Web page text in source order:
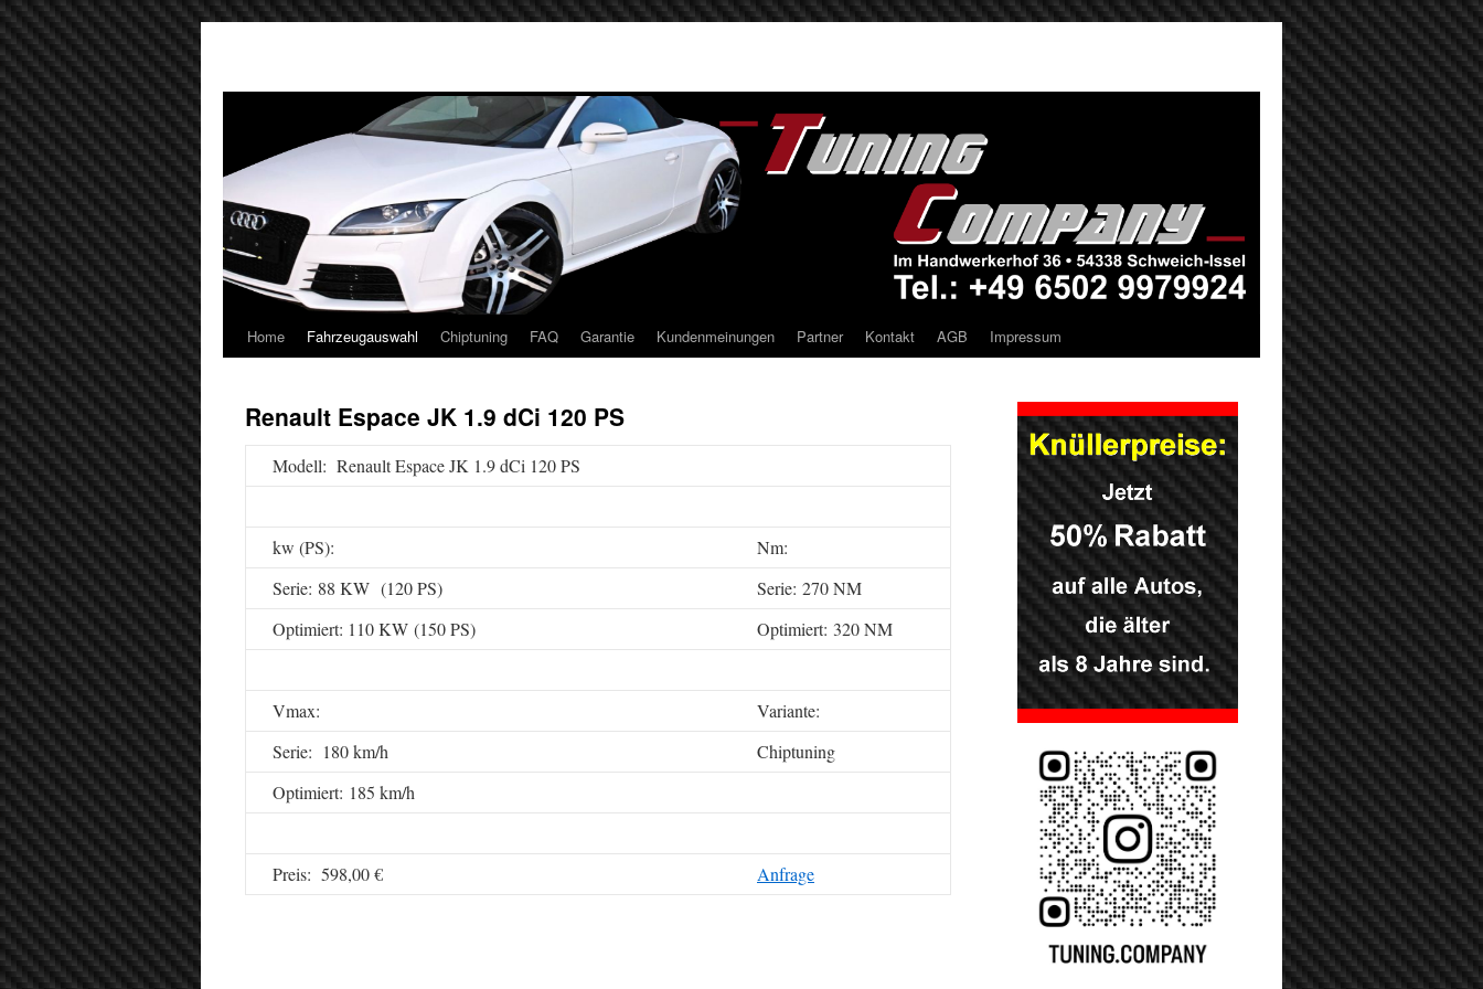
Home Fahrzeugauswahl Chiptuning FAQ Garantie Kundenmeinungen Partner Kontakt AGB Impressum
Renault Espace JK 1.9 dCi 120 PS
Modell: Renault Espace JK 1.9 dCi 120 PS
kw (PS):
Nm:
Serie: 88 KW (120 PS)
Serie: 270 NM
Optimiert: 110 KW (150 PS)
Optimiert: 320 NM
Vmax:
Variante:
Serie: 180 km/h
Chiptuning
Optimiert: 185 km/h
Preis: 598,00 € Anfrage